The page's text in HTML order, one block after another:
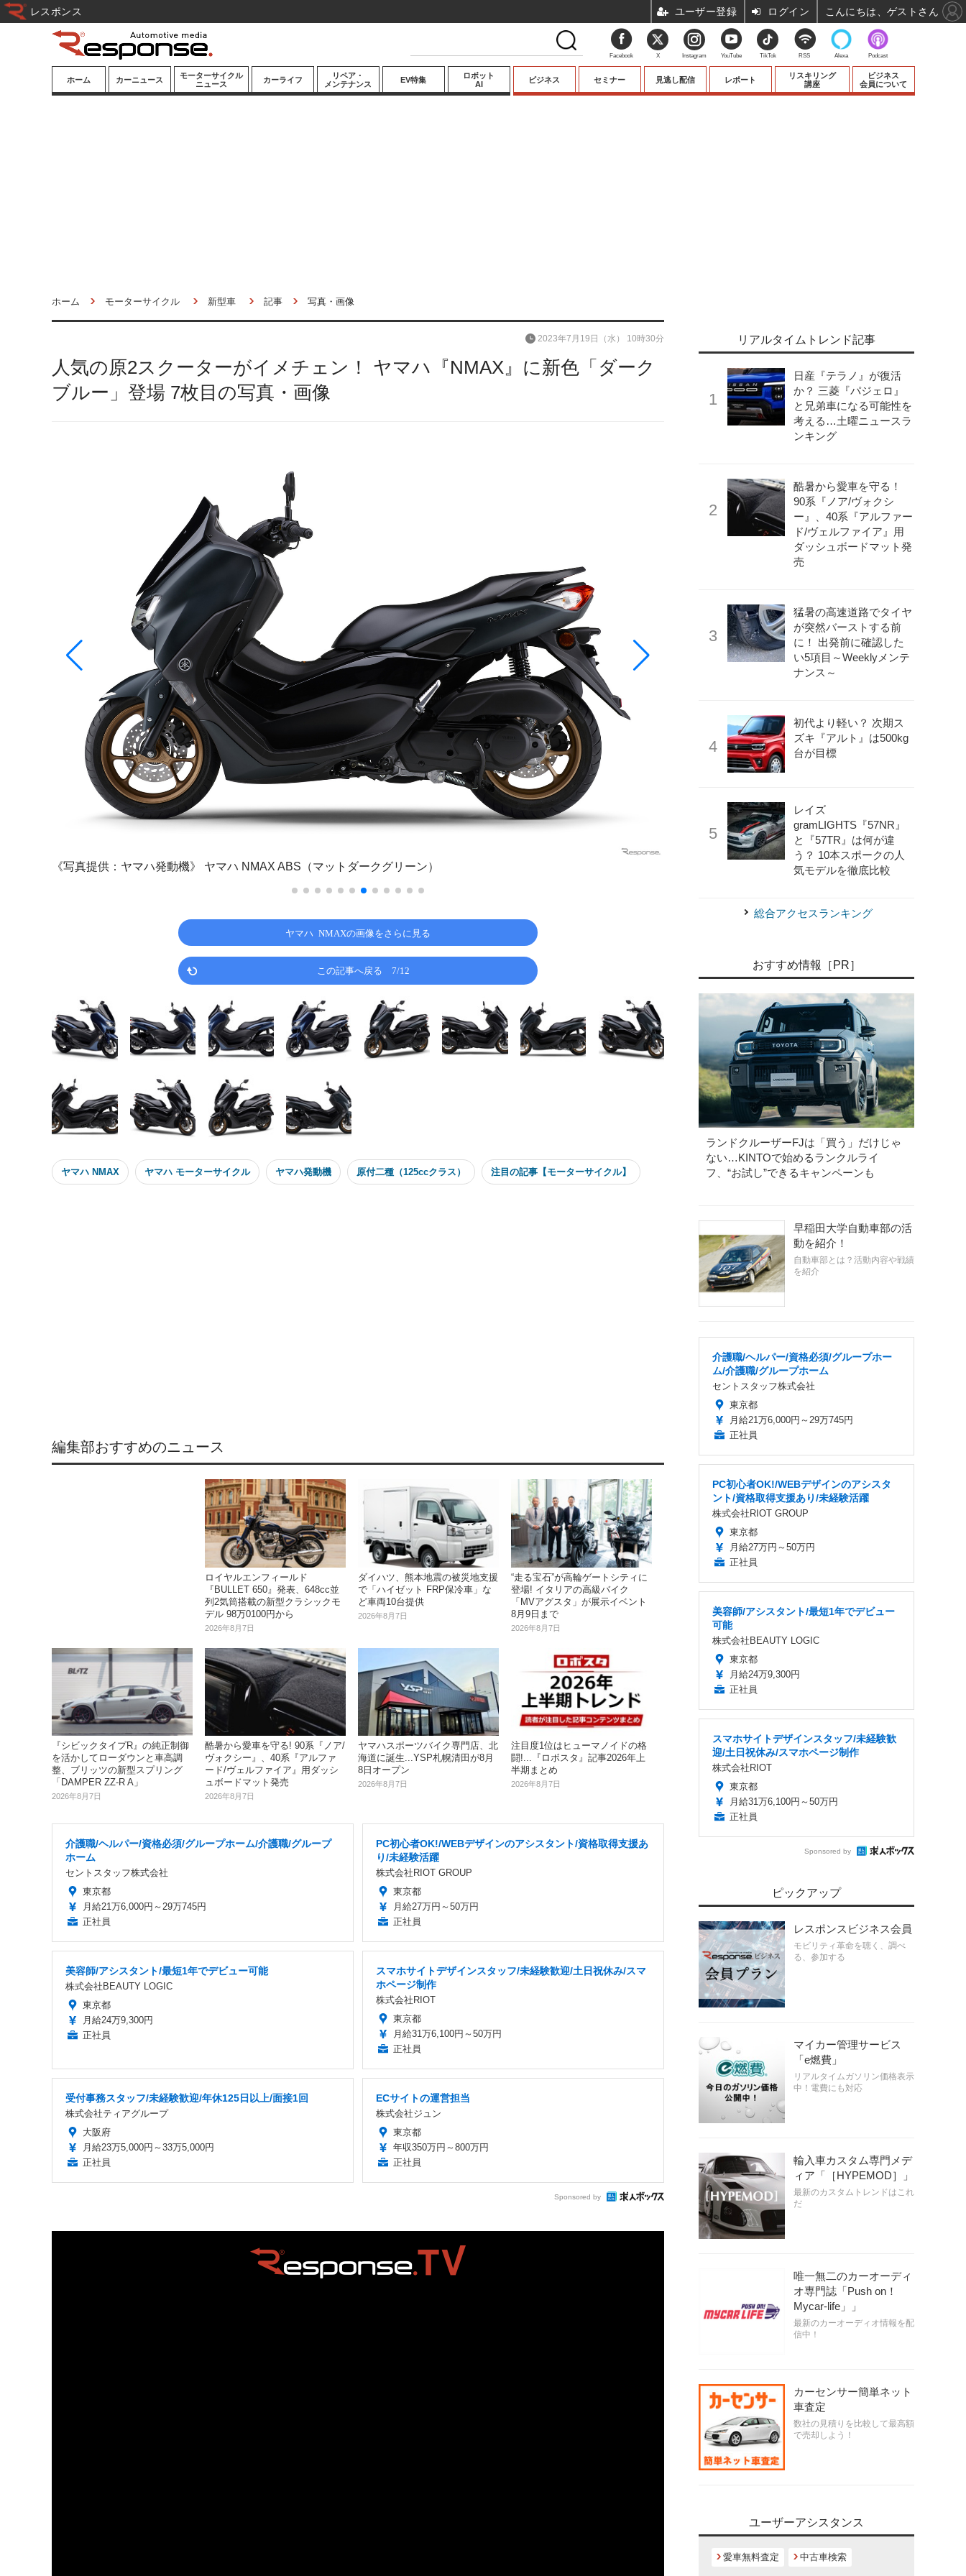
ホーム カーニュース
モーターサイクル
ニュース
カーライフ
リペア・
メンテナンス
EV特集
ロボット
AI
ビジネス セミナー 見逃し配信 レポート
リスキリング
講座
ビジネス
会員について
ホーム モーターサイクル 新型車 記事 写真・画像
人気の原2スクーターがイメチェン！ ヤマハ『NMAX』に新色「ダーク
ブルー」登場 7枚目の写真・画像
2023年7月19日（水） 10時30分
《写真提供：ヤマハ発動機》 ヤマハ NMAX ABS（マットダークグリーン）
ヤマハ NMAXの画像をさらに見る
この記事へ戻る 7/12
ヤマハ NMAX ヤマハ モーターサイクル ヤマハ発動機 原付二種（125ccクラス） 注目の記事【モーターサイクル】
編集部おすすめのニュース
ロイヤルエンフィールド
『BULLET 650』発表、648cc並
列2気筒搭載の新型クラシックモ
デル 98万0100円から
2026年8月7日
ダイハツ、熊本地震の被災地支援
で「ハイゼット FRP保冷車」な
ど車両10台提供
2026年8月7日
“走る宝石”が高輪ゲートシティに
登場! イタリアの高級バイク
「MVアグスタ」が展示イベント
8月9日まで
2026年8月7日
『シビックタイプR』の純正制御
を活かしてローダウンと車高調
整、ブリッツの新型スプリング
「DAMPER ZZ-R A」
2026年8月7日
酷暑から愛車を守る! 90系『ノア/
ヴォクシー』、40系『アルファ
ード/ヴェルファイア』用ダッシ
ュボードマット発売
2026年8月7日
ヤマハスポーツバイク専門店、北
海道に誕生...YSP札幌清田が8月
8日オープン
2026年8月7日
注目度1位はヒューマノイドの格
闘!...『ロボスタ』記事2026年上
半期まとめ
2026年8月7日
介護職/ヘルパー/資格必須/グループホーム/介護職/グループ
ホーム
セントスタッフ株式会社
東京都
月給21万6,000円～29万745円
正社員
PC初心者OK!/WEBデザインのアシスタント/資格取得支援あ
り/未経験活躍
株式会社RIOT GROUP
東京都
月給27万円～50万円
正社員
美容師/アシスタント/最短1年でデビュー可能
株式会社BEAUTY LOGIC
東京都
月給24万9,300円
正社員
スマホサイトデザインスタッフ/未経験歓迎/土日祝休み/スマ
ホページ制作
株式会社RIOT
東京都
月給31万6,100円～50万円
正社員
受付事務スタッフ/未経験歓迎/年休125日以上/面接1回
株式会社ティアグループ
大阪府
月給23万5,000円～33万5,000円
正社員
ECサイトの運営担当
株式会社ジュン
東京都
年収350万円～800万円
正社員
Sponsored by
リアルタイムトレンド記事
日産『テラノ』が復活
か？ 三菱『パジェロ』
と兄弟車になる可能性を
考える…土曜ニュースラ
ンキング
酷暑から愛車を守る！
90系『ノア/ヴォクシ
ー』、40系『アルファー
ド/ヴェルファイア』用
ダッシュボードマット発
売
猛暑の高速道路でタイヤ
が突然バーストする前
に！ 出発前に確認した
い5項目～Weeklyメンテ
ナンス～
初代より軽い？ 次期ス
ズキ『アルト』は500kg
台が目標
レイズ
gramLIGHTS『57NR』
と『57TR』は何が違
う？ 10本スポークの人
気モデルを徹底比較
総合アクセスランキング
おすすめ情報［PR］
ランドクルーザーFJは「買う」だけじゃ
ない…KINTOで始めるランクルライ
フ、“お試し”できるキャンペーンも
早稲田大学自動車部の活
動を紹介！
自動車部とは？活動内容や戦績
を紹介
介護職/ヘルパー/資格必須/グループホー
ム/介護職/グループホーム
セントスタッフ株式会社
東京都
月給21万6,000円～29万745円
正社員
PC初心者OK!/WEBデザインのアシスタ
ント/資格取得支援あり/未経験活躍
株式会社RIOT GROUP
東京都
月給27万円～50万円
正社員
美容師/アシスタント/最短1年でデビュー
可能
株式会社BEAUTY LOGIC
東京都
月給24万9,300円
正社員
スマホサイトデザインスタッフ/未経験歓
迎/土日祝休み/スマホページ制作
株式会社RIOT
東京都
月給31万6,100円～50万円
正社員
Sponsored by
ピックアップ
レスポンスビジネス会員
モビリティ革命を聴く、調べ
る、参加する
マイカー管理サービス
「e燃費」
リアルタイムガソリン価格表示
中！電費にも対応
輸入車カスタム専門メデ
ィア「［HYPEMOD］」
最新のカスタムトレンドはこれ
だ
唯一無二のカーオーディ
オ専門誌「Push on！
Mycar-life」」
最新のカーオーディオ情報を配
信中！
カーセンサー簡単ネット
車査定
数社の見積りを比較して最高額
で売却しよう！
ユーザーアシスタンス
愛車無料査定 中古車検索
Facebook X Instagram YouTube TikTok RSS Alexa Podcast
レスポンス ユーザー登録 ログイン こんにちは、ゲストさん